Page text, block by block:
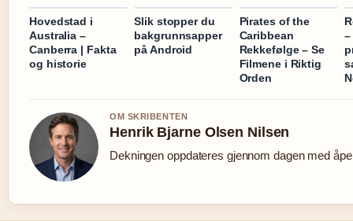
Hovedstad i
Australia –
Canberra | Fakta
og historie
Slik stopper du
bakgrunnsapper
på Android
Pirates of the
Caribbean
Rekkefølge – Se
Filmene i Riktig
Orden
–
OM SKRIBENTEN
Henrik Bjarne Olsen Nilsen
Dekningen oppdateres gjennom dagen med